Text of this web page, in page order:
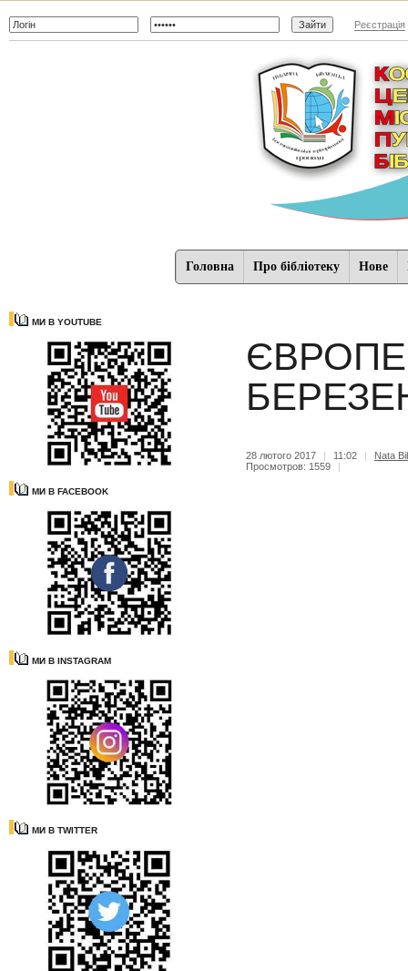
Реєстрація
Головна Про бібліотеку Нове
МИ В YOUTUBE
МИ В FACEBOOK
МИ В INSTAGRAM
МИ В TWITTER
28 лютого 2017 | 11:02 |
Nata
Просмотров: 1559
|